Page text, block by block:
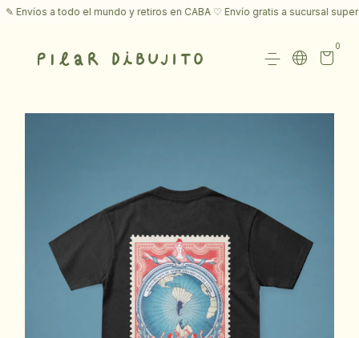
a todo el mundo y retiros en CABA ♡ Envío gratis a sucursal
0